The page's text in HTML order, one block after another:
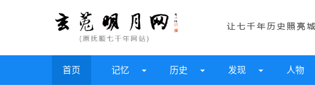
首页 记忆 历史 发现 人物